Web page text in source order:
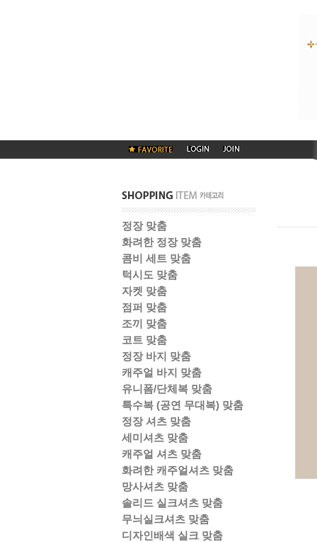
정장 맞춤
화려한 정장 맞춤
콤비 세트 맞춤
턱시도 맞춤
자켓 맞춤
점퍼 맞춤
조끼 맞춤
코트 맞춤
정장 바지 맞춤
캐주얼 바지 맞춤
유니폼/단체복 맞춤
특수복 (공연 무대복) 맞춤
정장 셔츠 맞춤
세미셔츠 맞춤
캐주얼 셔츠 맞춤
화려한 캐주얼셔츠 맞춤
망사셔츠 맞춤
솔리드 실크셔츠 맞춤
무늬실크셔츠 맞춤
디자인배색 실크 맞춤